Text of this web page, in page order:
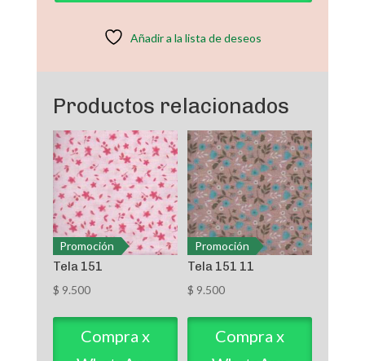
Añadir a la lista de deseos
Productos relacionados
Promoción
Tela 151
$ 9.500
Compra x
Promoción
Tela 151 11
$ 9.500
Compra x